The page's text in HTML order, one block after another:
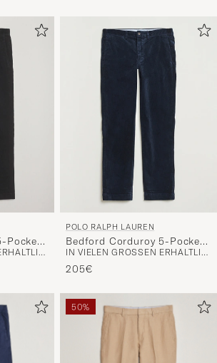
Pocket
IN VIELEN GRÖSSEN ERHÄLTLICH
POLO RALPH LAUREN
Bedford Corduroy 5-Pocket
Pants Aviator Navy
IN VIELEN GRÖSSEN ERHÄLTLICH
205€
50%